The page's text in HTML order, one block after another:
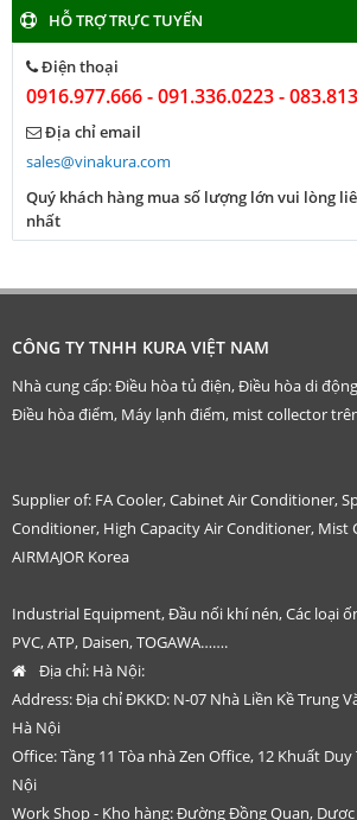
HỖ TRỢ TRỰC TUYẾN
Điện thoại
0916.977.666 - 091.336.0223 -
Địa chỉ email
sales@vinakura.com
Quý khách hàng mua số lượng lớn vui lòng
nhất
CÔNG TY TNHH KURA VIỆT NAM
Nhà cung cấp: Điều hòa tủ điện, Điều hòa di
Điều hòa điểm, Máy lạnh điểm, mist collector
Supplier of: FA Cooler, Cabinet Air Conditioner,
Conditioner, High Capacity Air Conditioner, Mist
AIRMAJOR Korea
Industrial Equipment, Đầu nối khí nén, Các loại
PVC, ATP, Daisen, TOGAWA…….
Địa chỉ: Hà Nội:
Address: Địa chỉ ĐKKD: N-07 Nhà Liền Kề Trung
Hà Nội
Office: Tầng 11 Tòa nhà Zen Office, 12 Khuất
Nội
Work Shop - Kho hàng: Đường Đồng Quan,